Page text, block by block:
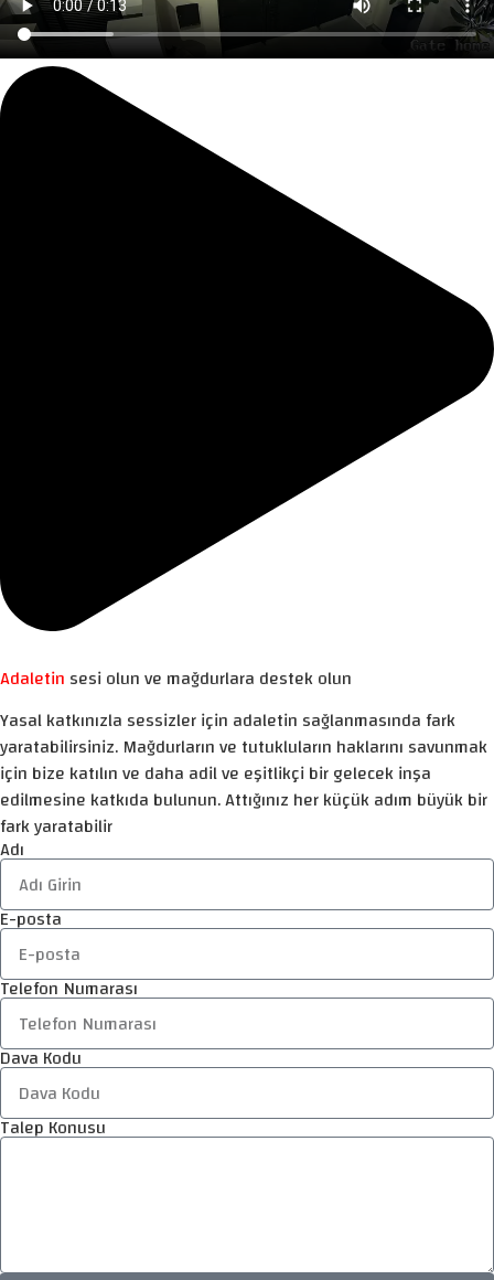
Adaletin sesi olun ve mağdurlara destek olun
Yasal katkınızla sessizler için adaletin sağlanmasında fark
yaratabilirsiniz. Mağdurların ve tutukluların haklarını savunmak
için bize katılın ve daha adil ve eşitlikçi bir gelecek inşa
edilmesine katkıda bulunun. Attığınız her küçük adım büyük bir
fark yaratabilir
Adı
E-posta
Telefon Numarası
Dava Kodu
Talep Konusu